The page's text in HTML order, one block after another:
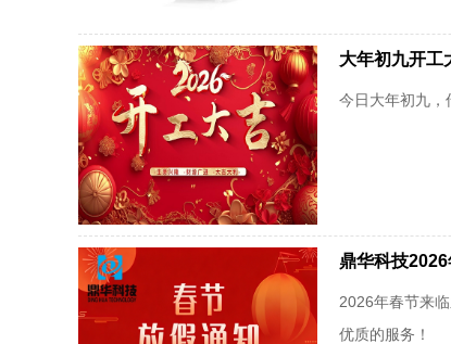
大年初九开工
今日大年初九，
鼎华科技
2026年春节来
优质的服务！